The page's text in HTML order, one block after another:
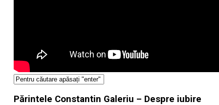
Părintele Constantin Galeriu – Despre iubire